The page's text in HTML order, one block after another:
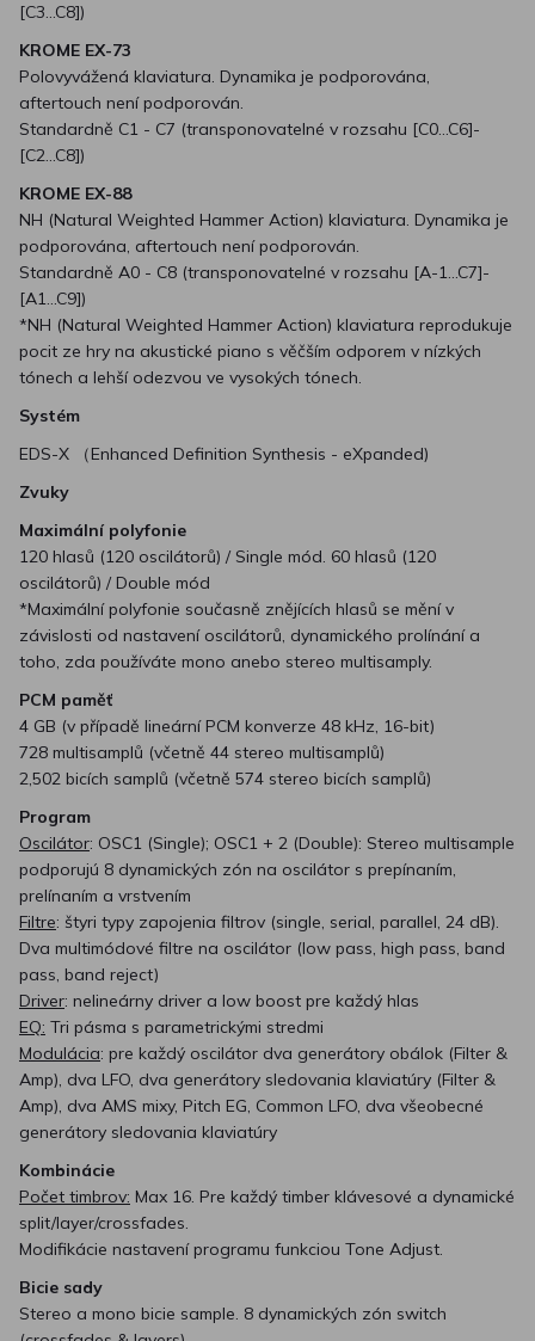
[C3...C8])
KROME EX-73
Polovyvážená klaviatura. Dynamika je podporována,
aftertouch není podporován.
Standardně C1 - C7 (transponovatelné v rozsahu [C0...C6]-
[C2...C8])
KROME EX-88
NH (Natural Weighted Hammer Action) klaviatura. Dynamika je
podporována, aftertouch není podporován.
Standardně A0 - C8 (transponovatelné v rozsahu [A-1...C7]-
[A1...C9])
*NH (Natural Weighted Hammer Action) klaviatura reprodukuje
pocit ze hry na akustické piano s věčším odporem v nízkých
tónech a lehší odezvou ve vysokých tónech.
Systém
EDS-X （Enhanced Definition Synthesis - eXpanded)
Zvuky
Maximální polyfonie
120 hlasů (120 oscilátorů) / Single mód. 60 hlasů (120
oscilátorů) / Double mód
*Maximální polyfonie současně znějících hlasů se mění v
závislosti od nastavení oscilátorů, dynamického prolínání a
toho, zda používáte mono anebo stereo multisamply.
PCM paměť
4 GB (v případě lineární PCM konverze 48 kHz, 16-bit)
728 multisamplů (včetně 44 stereo multisamplů)
2,502 bicích samplů (včetně 574 stereo bicích samplů)
Program
Oscilátor: OSC1 (Single); OSC1 + 2 (Double): Stereo multisample
podporujú 8 dynamických zón na oscilátor s prepínaním,
prelínaním a vrstvením
Filtre: štyri typy zapojenia filtrov (single, serial, parallel, 24 dB).
Dva multimódové filtre na oscilátor (low pass, high pass, band
pass, band reject)
Driver: nelineárny driver a low boost pre každý hlas
EQ: Tri pásma s parametrickými stredmi
Modulácia: pre každý oscilátor dva generátory obálok (Filter &
Amp), dva LFO, dva generátory sledovania klaviatúry (Filter &
Amp), dva AMS mixy, Pitch EG, Common LFO, dva všeobecné
generátory sledovania klaviatúry
Kombinácie
Počet timbrov: Max 16. Pre každý timber klávesové a dynamické
split/layer/crossfades.
Modifikácie nastavení programu funkciou Tone Adjust.
Bicie sady
Stereo a mono bicie sample. 8 dynamických zón switch